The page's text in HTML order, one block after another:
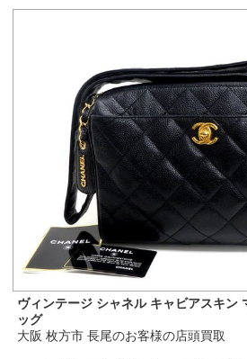
ヴィンテージ シャネル キャビアスキン
ッグ
大阪 枚方市 長尾のお客様の店頭買取